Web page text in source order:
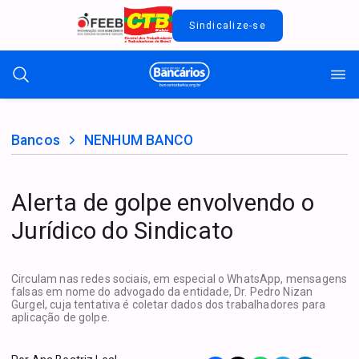
Sindicalize-se
Bancos NENHUM BANCO
Alerta de golpe envolvendo o
Jurídico do Sindicato
Circulam nas redes sociais, em especial o WhatsApp, mensagens
falsas em nome do advogado da entidade, Dr. Pedro Nizan
Gurgel, cuja tentativa é coletar dados dos trabalhadores para
aplicação de golpe.